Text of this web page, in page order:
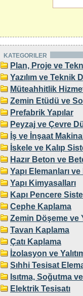
KATEGORILER
Plan, Proje ve
Yazılım ve Teknik
Müteahhitlik
Zemin Etüdü ve
Prefabrik Yapılar
Peyzaj ve Çevre
İş ve İnşaat
İskele ve Kalıp
Hazır Beton ve
Yapı Elemanları
Yapı Kimyasalları
Kapı Pencere
Cephe Kaplama
Zemin Döşeme ve
Tavan Kaplama
Çatı Kaplama
İzolasyon ve
Sıhhi Tesisat
Isıtma, Soğutma
Elektrik Tesisatı